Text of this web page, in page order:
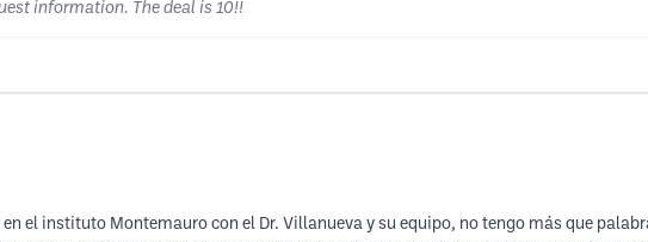
information. The deal is 10!!
el instituto Montemauro con el Dr. Villanueva y su equipo, no tengo más que